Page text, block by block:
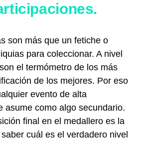
para coleccionar. A nivel
el termómetro de los más
de los mejores. Por eso
evento de alta
asume como algo secundario.
final en el medallero es la
cuál es el verdadero nivel